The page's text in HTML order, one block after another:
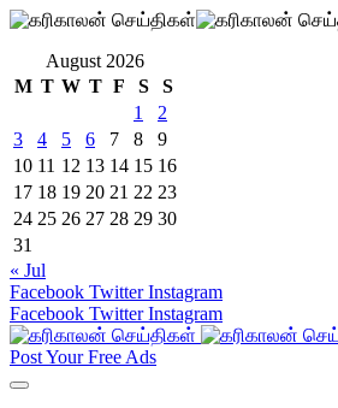
August 2026
M T W T F S
S
1
2
3
4 5 6 7 8
9
10 11 12 13 14 15 16
17 18 19 20 21 22 23
24 25 26 27 28 29 30
31
« Jul
Facebook Twitter Instagram
Facebook Twitter Instagram
Post Your Free Ads